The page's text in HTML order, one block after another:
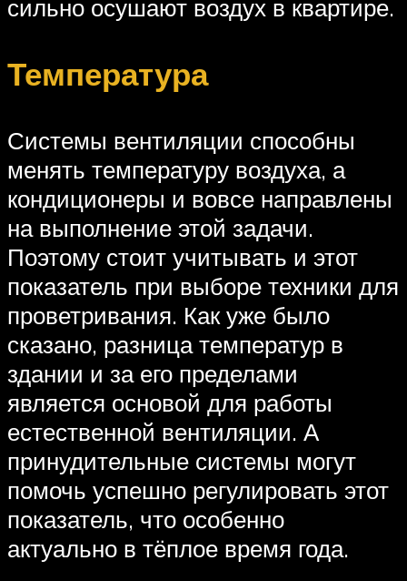
сильно осушают воздух в квартире.
Температура
Системы вентиляции способны
менять температуру воздуха, а
кондиционеры и вовсе направлены
на выполнение этой задачи.
Поэтому стоит учитывать и этот
показатель при выборе техники для
проветривания. Как уже было
сказано, разница температур в
здании и за его пределами
является основой для работы
естественной вентиляции. А
принудительные системы могут
помочь успешно регулировать этот
показатель, что особенно
актуально в тёплое время года.